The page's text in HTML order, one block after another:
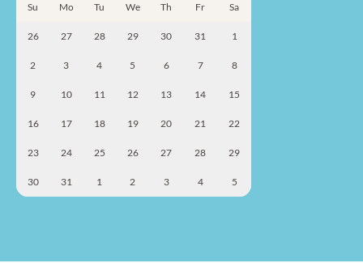
Su Mo Tu We Th Fr Sa
26 27 28 29 30 31 1
2 3 4 5 6 7 8
9 10 11 12 13 14 15
16 17 18 19 20 21 22
23 24 25 26 27 28 29
30 31 1 2 3 4 5